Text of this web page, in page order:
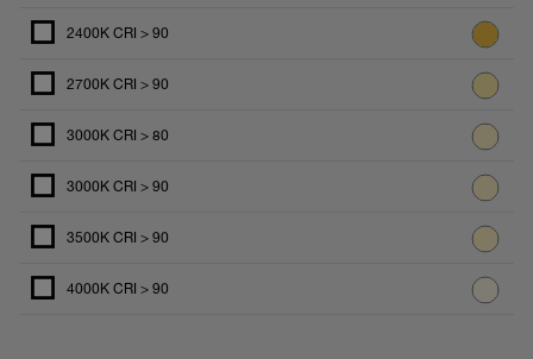
2400K CRI > 90
2700K CRI > 90
3000K CRI > 80
3000K CRI > 90
3500K CRI > 90
4000K CRI > 90